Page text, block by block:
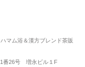
マム浴＆漢方ブレンド茶販
目1番26号 増永ビル１F